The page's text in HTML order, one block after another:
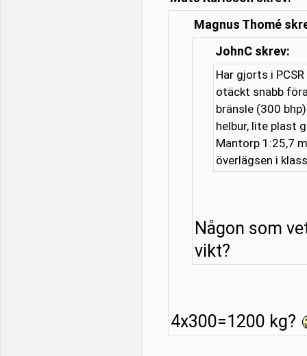
Magnus Thomé
JohnC skrev:
Har gjorts i
otäckt snabb
bränsle (300
helbur, lite plast
Mantorp 1:25,7
överlägsen i
Någon som
vikt?
4x300=1200 kg?